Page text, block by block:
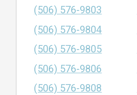
(506) 576-9803
(506) 576-9804
(506) 576-9805
(506) 576-9806
(506) 576-9808